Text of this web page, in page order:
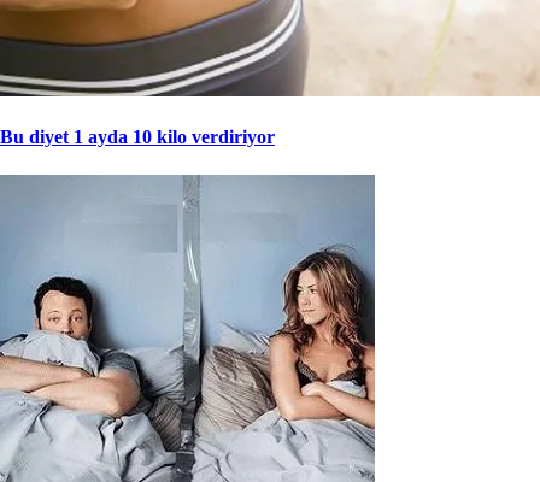
Bu diyet 1 ayda 10 kilo verdiriyor